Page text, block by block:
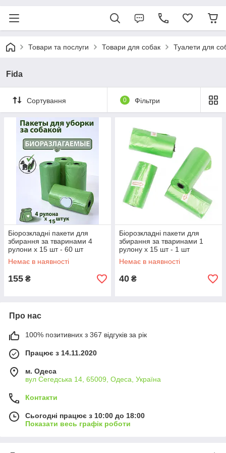
Товари та послуги Товари для собак Туалети для
Fida
Сортування 0 Фільтри
Біорозкладні пакети для
збирання за тваринами 4
рулони х 15 шт - 60 шт
Немає в наявності
155 ₴
Біорозкладні пакети для
збирання за тваринами 1
рулону х 15 шт - 1 шт
Немає в наявності
40 ₴
Про нас
100% позитивних з 367 відгуків за рік
Працює з 14.11.2020
м. Одеса
вул Сегедська 14, 65009, Одеса, Україна
Контакти
Сьогодні працює з 10:00 до 18:00
Показати весь графік роботи